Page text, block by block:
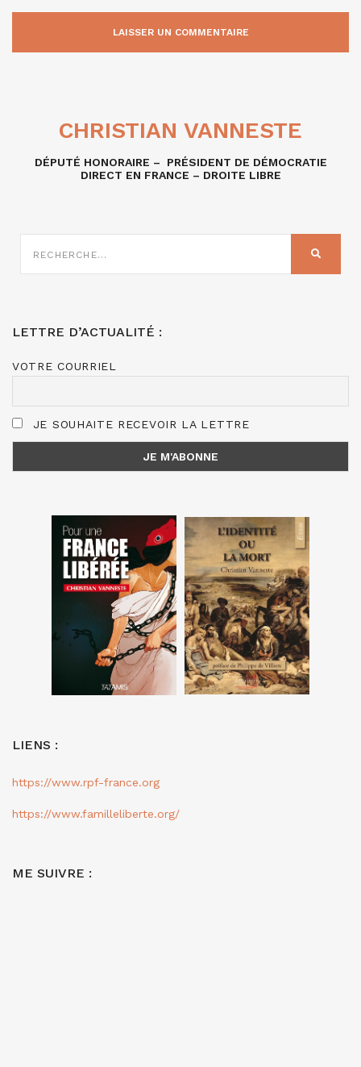
CHRISTIAN VANNESTE
DÉPUTÉ HONORAIRE – PRÉSIDENT DE DÉMOCRATIE
DIRECT EN FRANCE – DROITE LIBRE
SUR
LETTRE D’ACTUALITÉ :
VOTRE COURRIEL
JE SOUHAITE RECEVOIR LA LETTRE
LIENS :
https://www.rpf-france.org
https://www.familleliberte.org/
ME SUIVRE :